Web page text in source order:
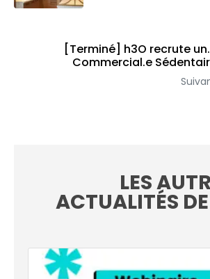
[Terminé] h3O recrute
Commercial.e